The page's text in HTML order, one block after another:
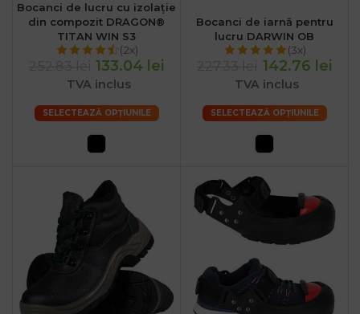
Bocanci de lucru cu izolație
din compozit DRAGON®
TITAN WIN S3
(2x)
133.04 lei
TVA inclus
SELECTEAZĂ OPȚIUNILE
Bocanci de iarnă pentru
lucru DARWIN OB
(3x)
142.76 lei
TVA inclus
SELECTEAZĂ OPȚIUNILE